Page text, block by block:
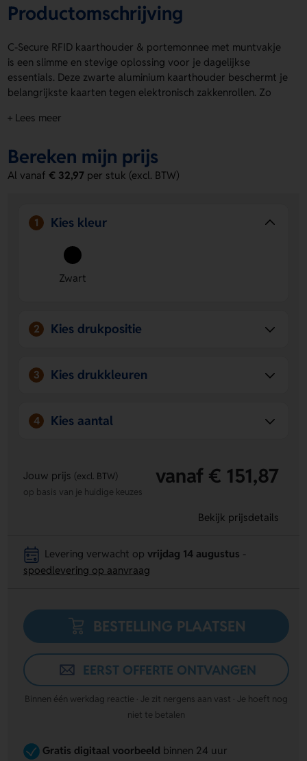
Productomschrijving
C-Secure RFID kaarthouder & portemonnee met muntvakje
is een slimme en stevige oplossing voor je dagelijkse
essentials. Deze zwarte aluminium kaarthouder beschermt je
belangrijkste kaarten tegen elektronisch zakkenrollen. Zo
maximaal 7 kaarten of 5 reliëfkaarten in. Met de handige
portemonnee biedt plek voor papiergeld. C-Secure RFID
kaarthouder & portemonnee met muntvakje heeft ook een
extra zijmuntvak voor munten en sleutels. Op de voorzijde
Bestel of vraag een prijs op.
kaarthouder & portemonnee met
muntvakje
Ruimte voor extra personalisatie
- op de voorzijde kun
papiergeld, munten en sleutels in één zwarte houder.
+ Lees meer
Bereken mijn prijs
Al vanaf€ 32,97 per stuk (excl. BTW)
1 Kies kleur
Zwart
2 Kies drukpositie
3 Kies drukkleuren
4 Kies aantal
Jouw prijs (excl. BTW) vanaf € 151,87
op basis van je huidige keuzes
Bekijk prijsdetails
Levering verwacht opvrijdag 14 augustus
spoedlevering op aanvraag
BESTELLING PLAATSEN
EERST OFFERTE ONTVANGEN
Binnen één werkdag reactie · Je zit nergens aan vast · Je hoeft nog
niet te betalen
Gratis digitaal voorbeeld binnen 24 uur